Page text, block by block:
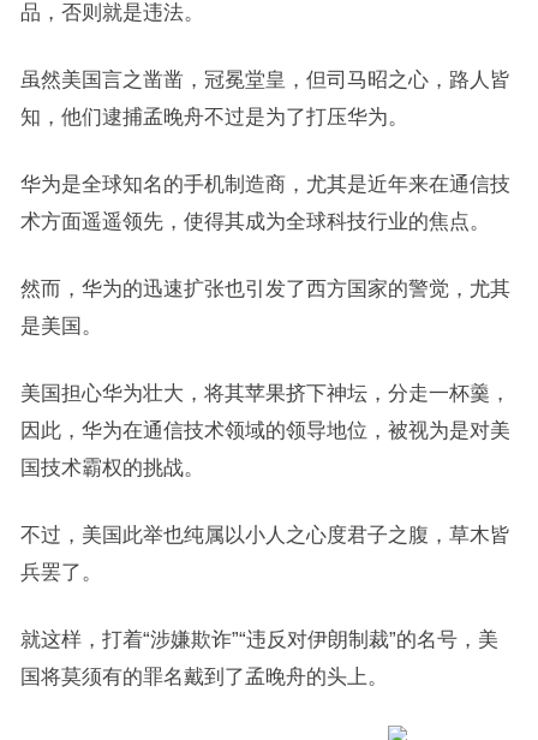
品，否则就是违法。
虽然美国言之凿凿，冠冕堂皇，但司马昭之心，路人皆
知，他们逮捕孟晚舟不过是为了打压华为。
华为是全球知名的手机制造商，尤其是近年来在通信技
术方面遥遥领先，使得其成为全球科技行业的焦点。
然而，华为的迅速扩张也引发了西方国家的警觉，尤其
是美国。
美国担心华为壮大，将其苹果挤下神坛，分走一杯羹，
因此，华为在通信技术领域的领导地位，被视为是对美
国技术霸权的挑战。
不过，美国此举也纯属以小人之心度君子之腹，草木皆
兵罢了。
就这样，打着“涉嫌欺诈”“违反对伊朗制裁”的名号，美
国将莫须有的罪名戴到了孟晚舟的头上。